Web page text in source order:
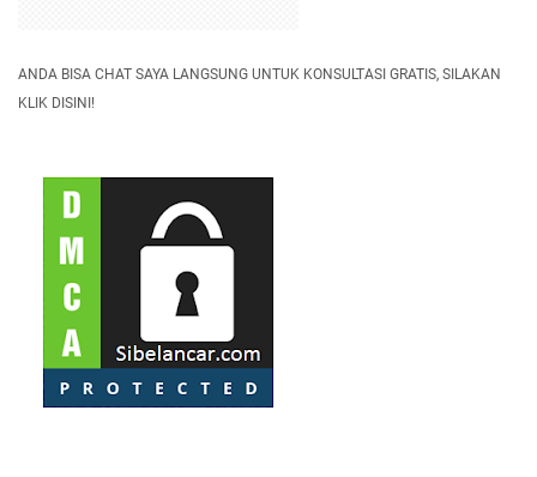
Hunian Terkini Ada Di Sini!